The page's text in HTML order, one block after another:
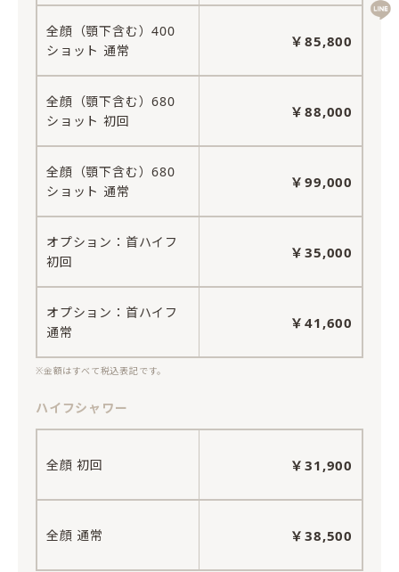
全顔（顎下含む）400
ショット 通常
￥85,800
全顔（顎下含む）680
ショット 初回
￥88,000
全顔（顎下含む）680
ショット 通常
￥99,000
オプション：首ハイフ
初回
￥35,000
オプション：首ハイフ
通常
￥41,600
※金額はすべて税込表記です。
ハイフシャワー
全顔 初回 ￥31,900
全顔 通常 ￥38,500